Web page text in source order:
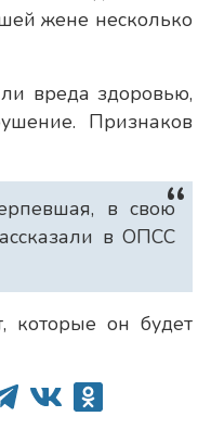
жене несколько
вреда здоровью,
Признаков
в свою
в ОПСС
которые он будет